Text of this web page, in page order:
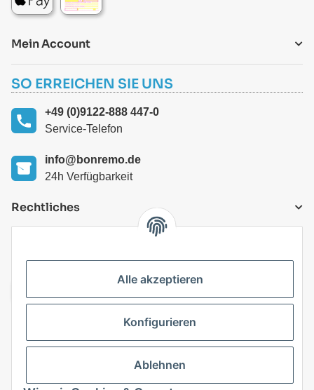
Mein Account
SO ERREICHEN SIE UNS
+49 (0)9122-888 447-0
Service-Telefon
info@bonremo.de
24h Verfügbarkeit
Rechtliches
Vertrag widerrufen
Alle akzeptieren
Konfigurieren
Ablehnen